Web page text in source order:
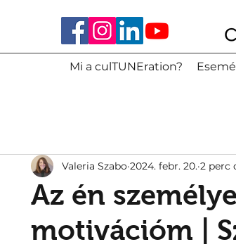
Mi a culTUNEration?
Az én
motivációm |
Valeria Szabo 2024. febr. 20. 2 perc